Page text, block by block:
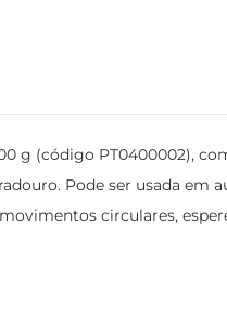
g (código PT0400002),
Pode ser usada
circulares,